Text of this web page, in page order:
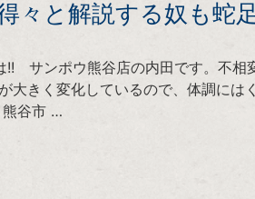
々と解説する奴も蛇足
!! サンポウ熊谷店の内田です。不相
大きく変化しているので、体調には
熊谷市 …